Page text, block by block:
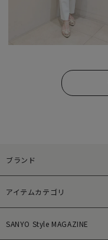
ブランド
アイテムカテゴリ
SANYO Style MAGAZINE